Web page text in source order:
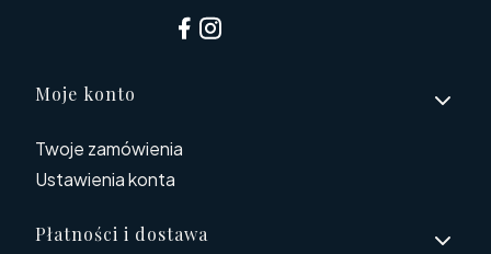
Linki w stopce
Moje konto
Twoje zamówienia
Ustawienia konta
Płatności i dostawa